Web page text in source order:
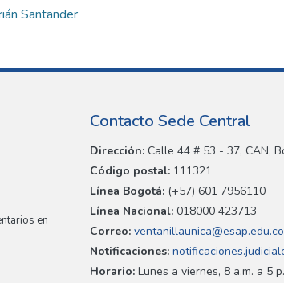
Santander
en
Contacto Sede Central
Dirección: Calle 44 # 53 - 37, CAN,
Código postal: 111321
Línea Bogotá: (+57) 601 7956110
Línea Nacional: 018000 423713
Correo: ventanillaunica@esap.edu.co
Notificaciones:
Horario: Lunes a viernes, 8 a.m. a 5